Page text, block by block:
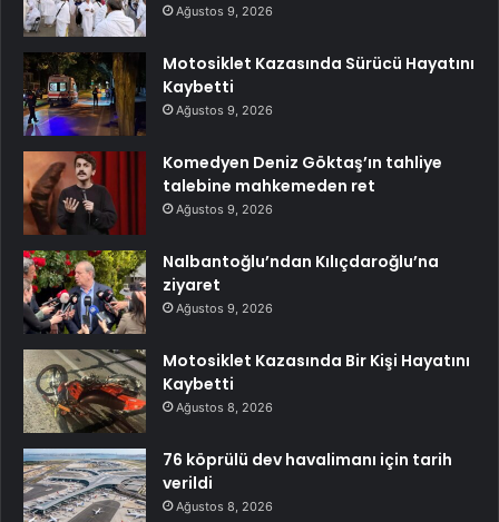
Ağustos 9, 2026
Motosiklet Kazasında Sürücü Hayatını
Kaybetti
Ağustos 9, 2026
Komedyen Deniz Göktaş’ın tahliye
talebine mahkemeden ret
Ağustos 9, 2026
Nalbantoğlu’ndan Kılıçdaroğlu’na
ziyaret
Ağustos 9, 2026
Motosiklet Kazasında Bir Kişi Hayatını
Kaybetti
Ağustos 8, 2026
76 köprülü dev havalimanı için tarih
verildi
Ağustos 8, 2026